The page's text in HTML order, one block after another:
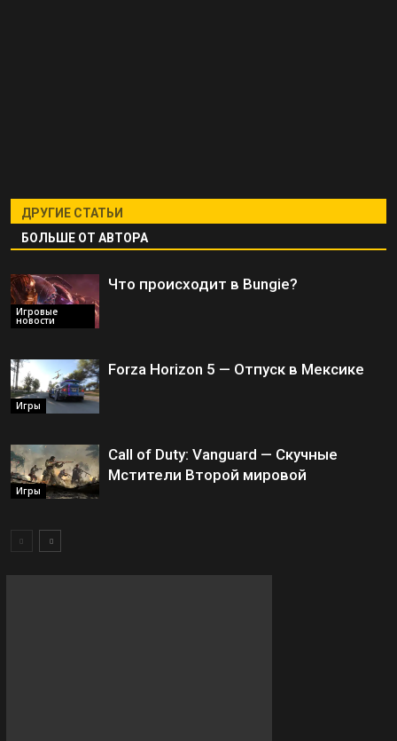
ДРУГИЕ СТАТЬИ
БОЛЬШЕ ОТ АВТОРА
Игровые
новости
Что происходит в Bungie?
Игры
Forza Horizon 5 — Отпуск в Мексике
Игры
Call of Duty: Vanguard — Скучные
Мстители Второй мировой